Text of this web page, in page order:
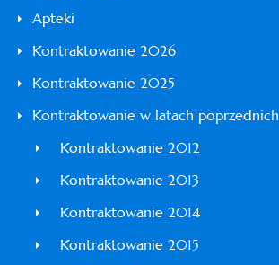
Apteki
Kontraktowanie 2026
Kontraktowanie 2025
Kontraktowanie w latach poprzednich
Kontraktowanie 2012
Kontraktowanie 2013
Kontraktowanie 2014
Kontraktowanie 2015